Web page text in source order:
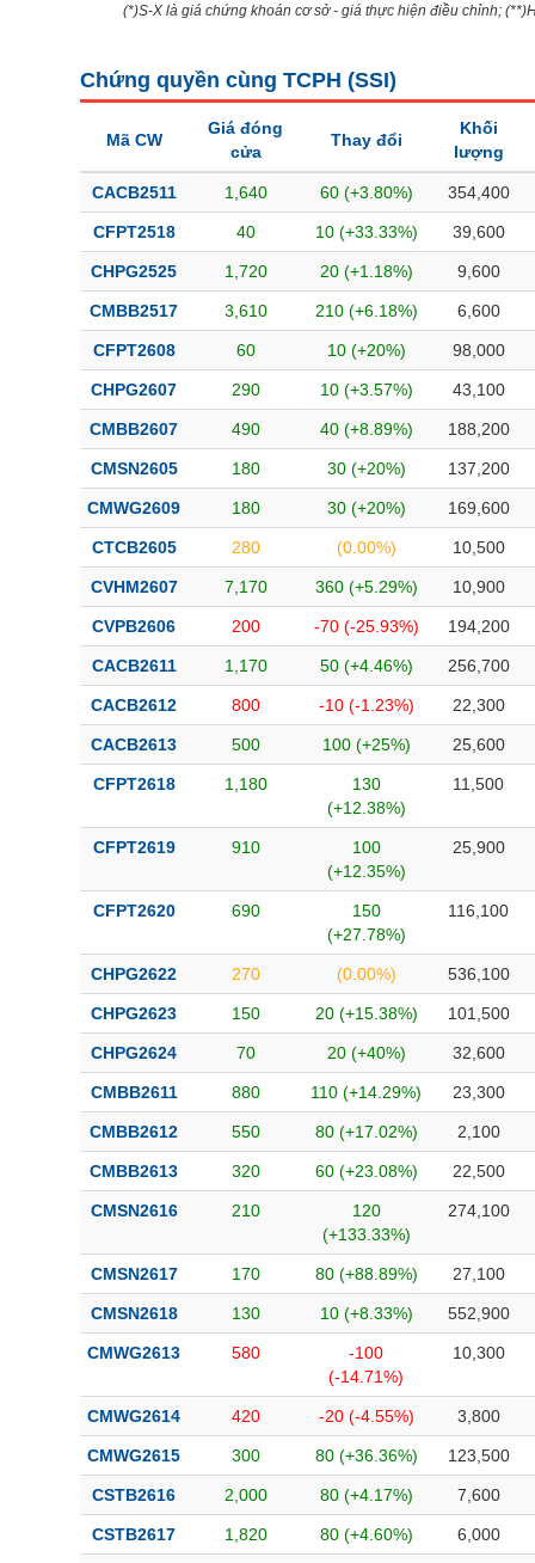
(*)S-X là giá chứng khoán cơ sở - giá thực hiện điều chỉnh;
Chứng quyền cùng TCPH (SSI)
Mã CW
Giá đóng
cửa
Thay đổi
Khối
lượng
CACB2511 1,640 60 (+3.80%) 354,400
CFPT2518 40 10 (+33.33%) 39,600
CHPG2525 1,720 20 (+1.18%) 9,600
CMBB2517 3,610 210 (+6.18%) 6,600
CFPT2608 60 10 (+20%) 98,000
CHPG2607 290 10 (+3.57%) 43,100
CMBB2607 490 40 (+8.89%) 188,200
CMSN2605 180 30 (+20%) 137,200
CMWG2609 180 30 (+20%) 169,600
CTCB2605 280 (0.00%) 10,500
CVHM2607 7,170 360 (+5.29%) 10,900
CVPB2606 200 -70 (-25.93%) 194,200
CACB2611 1,170 50 (+4.46%) 256,700
CACB2612 800 -10 (-1.23%) 22,300
CACB2613 500 100 (+25%) 25,600
CFPT2618 1,180
130
(+12.38%)
11,500
CFPT2619 910
100
(+12.35%)
25,900
CFPT2620 690
150
(+27.78%)
116,100
CHPG2622 270 (0.00%) 536,100
CHPG2623 150 20 (+15.38%) 101,500
CHPG2624 70 20 (+40%) 32,600
CMBB2611 880 110 (+14.29%) 23,300
CMBB2612 550 80 (+17.02%) 2,100
CMBB2613 320 60 (+23.08%) 22,500
CMSN2616 210
120
(+133.33%)
274,100
CMSN2617 170 80 (+88.89%) 27,100
CMSN2618 130 10 (+8.33%) 552,900
CMWG2613 580
-100
(-14.71%)
10,300
CMWG2614 420 -20 (-4.55%) 3,800
CMWG2615 300 80 (+36.36%) 123,500
CSTB2616 2,000 80 (+4.17%) 7,600
CSTB2617 1,820 80 (+4.60%) 6,000
Bài viết của tác giả(-)
Báo cáo phân tích(-)
Thuật ngữ(-)
Dịch vụ(-)
Đào tạo
Công cụ đầu tư
Truyền thông tài chính
Dữ liệu tài chính